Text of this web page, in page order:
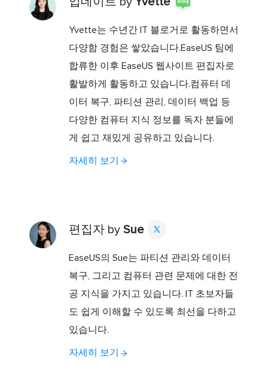
Yvette는 수년간 IT 블로거로 활동하면서
다양함 경험은 쌓았습니다.EaseUS 팀에
합류한 이후 EaseUS 웹사이트 편집자로
활발하게 활동하고 있습니다.컴퓨터 데
이터 복구, 파티션 관리, 데이터 백업 등
다양한 컴퓨터 지식 정보를 독자 분들에
게 쉽고 재밌게 공유하고 있습니다.
자세히 보기
편집자 by Sue 
EaseUS의 Sue는 파티션 관리와 데이터
복구, 그리고 컴퓨터 관련 문제에 대한 전
공 지식을 가지고 있습니다. IT 초보자들
도 쉽게 이해할 수 있도록 최선을 다하고
있습니다.
자세히 보기